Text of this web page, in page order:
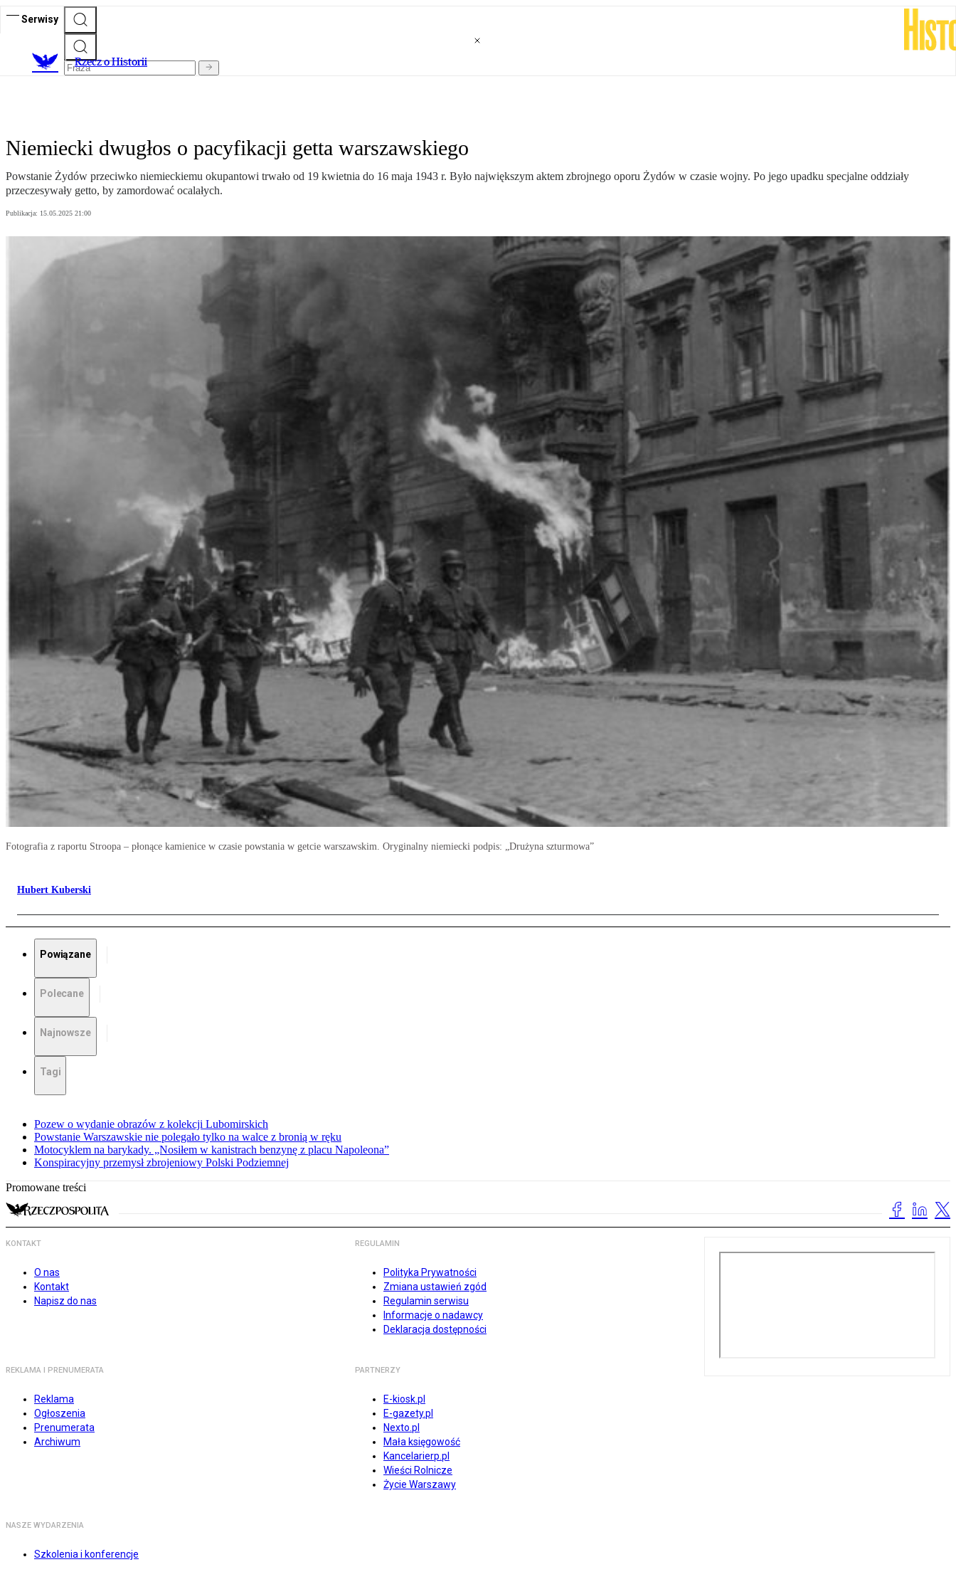
Serwisy
Rzecz o Historii
Niemiecki dwugłos o pacyfikacji getta warszawskiego
Powstanie Żydów przeciwko niemieckiemu okupantowi trwało od 19 kwietnia do 16 maja 1943 r. Było największym aktem zbrojnego oporu Żydów w czasie wojny. Po jego upadku specjalne oddziały
przeczesywały getto, by zamordować ocalałych.
Publikacja: 15.05.2025 21:00
Fotografia z raportu Stroopa – płonące kamienice w czasie powstania w getcie warszawskim. Oryginalny niemiecki podpis: „Drużyna szturmowa”
Hubert Kuberski
Powiązane
Polecane
Najnowsze
Tagi
Pozew o wydanie obrazów z kolekcji Lubomirskich
Powstanie Warszawskie nie polegało tylko na walce z bronią w ręku
Motocyklem na barykady. „Nosiłem w kanistrach benzynę z placu Napoleona”
Konspiracyjny przemysł zbrojeniowy Polski Podziemnej
Promowane treści
KONTAKT
O nas
Kontakt
Napisz do nas
REGULAMIN
Polityka Prywatności
Zmiana ustawień zgód
Regulamin serwisu
Informacje o nadawcy
Deklaracja dostępności
REKLAMA I PRENUMERATA
Reklama
Ogłoszenia
Prenumerata
Archiwum
PARTNERZY
E-kiosk.pl
E-gazety.pl
Nexto.pl
Mała księgowość
Kancelarierp.pl
Wieści Rolnicze
Życie Warszawy
NASZE WYDARZENIA
Szkolenia i konferencje